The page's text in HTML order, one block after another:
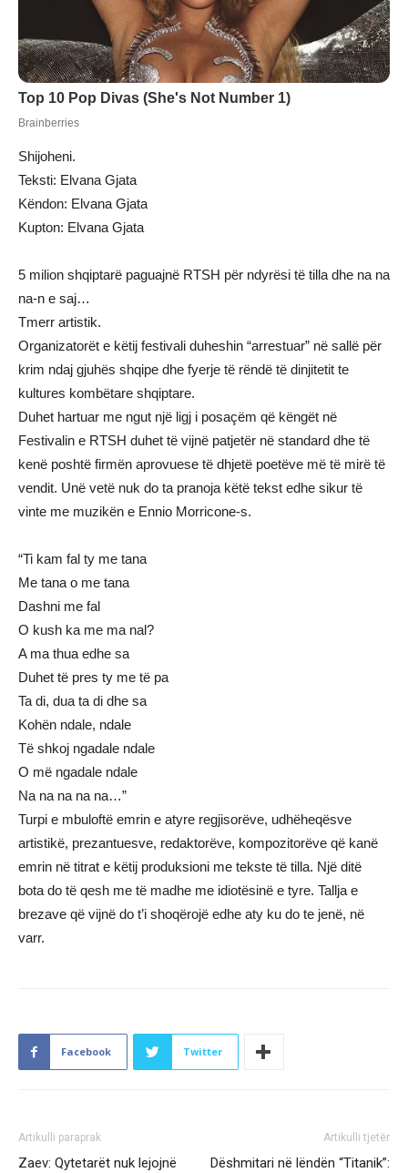
Shijoheni.
Teksti: Elvana Gjata
Këndon: Elvana Gjata
Kupton: Elvana Gjata
5 milion shqiptarë paguajnë RTSH për ndyrësi të tilla dhe na na
na-n e saj…
Tmerr artistik.
Organizatorët e këtij festivali duheshin “arrestuar” në sallë për
krim ndaj gjuhës shqipe dhe fyerje të rëndë të dinjitetit te
kultures kombëtare shqiptare.
Duhet hartuar me ngut një ligj i posaçëm që këngët në
Festivalin e RTSH duhet të vijnë patjetër në standard dhe të
kenë poshtë firmën aprovuese të dhjetë poetëve më të mirë të
vendit. Unë vetë nuk do ta pranoja këtë tekst edhe sikur të
vinte me muzikën e Ennio Morricone-s.
“Ti kam fal ty me tana
Me tana o me tana
Dashni me fal
O kush ka me ma nal?
A ma thua edhe sa
Duhet të pres ty me të pa
Ta di, dua ta di dhe sa
Kohën ndale, ndale
Të shkoj ngadale ndale
O më ngadale ndale
Na na na na na…”
Turpi e mbuloftë emrin e atyre regjisorëve, udhëheqësve
artistikë, prezantuesve, redaktorëve, kompozitorëve që kanë
emrin në titrat e këtij produksioni me tekste të tilla. Një ditë
bota do të qesh me të madhe me idiotësinë e tyre. Tallja e
brezave që vijnë do t’i shoqërojë edhe aty ku do te jenë, në
varr.
Facebook Twitter
Artikulli paraprak
Zaev: Qytetarët nuk lejojnë
Artikulli tjetër
Dëshmitari në lëndën “Titanik”: